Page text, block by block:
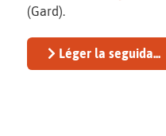
(Gard).
Léger la seguida...